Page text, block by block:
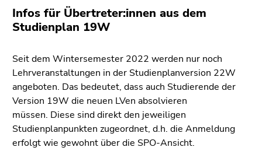
4)
Zu
den
(Zugriffstaste
5)
Zu
den
Seiteneinstellungen
(Benutzer/Sprache)
(Zugriffstaste
Infos für Übertreter:innen aus dem
Studienplan 19W
Seit dem Wintersemester 2022 werden nur noch
Lehrveranstaltungen in der Studienplanversion 22W
angeboten. Das bedeutet, dass auch Studierende der
Version 19W die neuen LVen absolvieren
müssen. Diese sind direkt den jeweiligen
Studienplanpunkten zugeordnet, d.h. die Anmeldung
erfolgt wie gewohnt über die SPO-Ansicht.